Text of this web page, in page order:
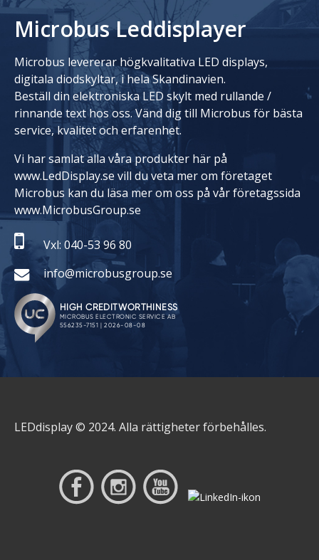
Microbus Leddisplayer
Microbus levererar högkvalitativa LED displays,
digitala diodskyltar, i hela Skandinavien.
Beställ din elektroniska LED skylt med rullande /
rinnande text hos oss. Vänd dig till Microbus för bästa
service, kvalitet och erfarenhet.
Vi har samlat alla våra produkter här på
www.LedDisplay.se vill du veta mer om företaget
Microbus kan du läsa mer om oss på vår företagssida
www.MicrobusGroup.se
Vxl: 040-53 96 80
info@microbusgroup.se
LEDdisplay © 2024. Alla rättigheter förbehålles.